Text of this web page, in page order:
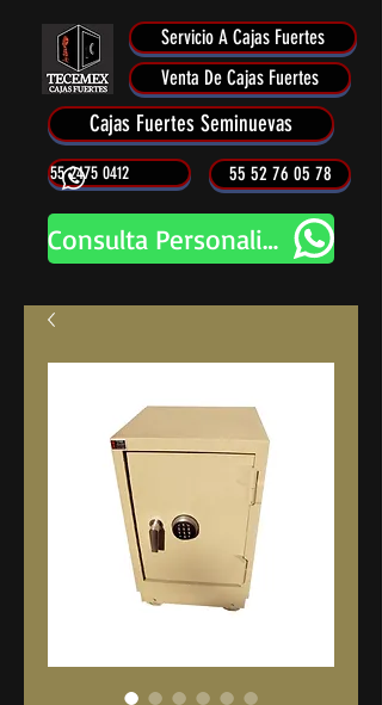
55 52 76 05 78
55 2475 0412
Servicio A Cajas Fuertes
Venta De Cajas Fuertes
Consulta Personalizada
Cajas Fuertes Seminuevas